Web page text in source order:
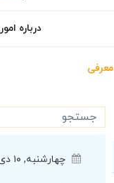
درباره
معرفی
چهارشنبه, ۱۰ دی ۱۴۰۴